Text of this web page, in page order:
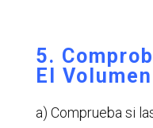
5.
El Volumen
a) Comprueba si